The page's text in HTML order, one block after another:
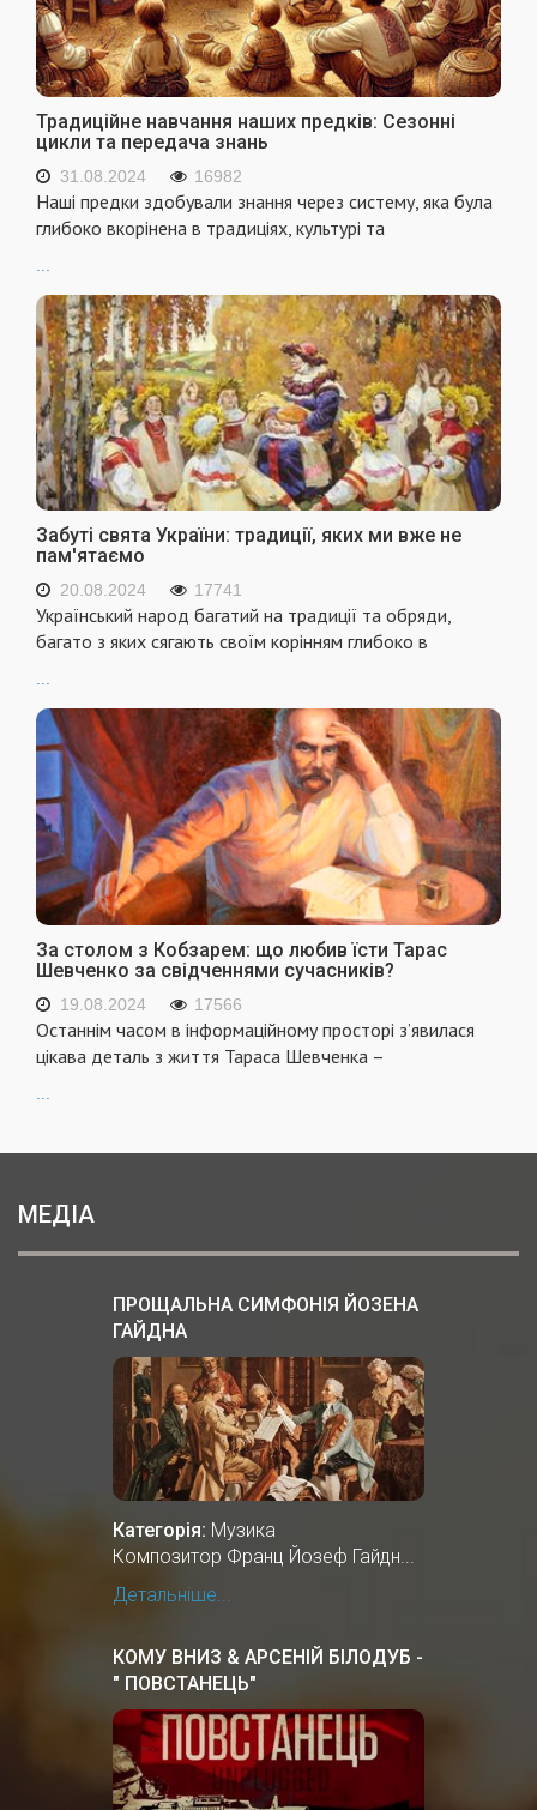
Традиційне навчання наших предків: Сезонні
цикли та передача знань
31.08.2024 16982
Наші предки здобували знання через систему, яка була
глибоко вкорінена в традиціях, культурі та
Забуті свята України: традиції, яких ми вже не
пам'ятаємо
20.08.2024 17741
Український народ багатий на традиції та обряди,
багато з яких сягають своїм корінням глибоко в
...
За столом з Кобзарем: що любив їсти Тарас
Шевченко за свідченнями сучасників?
19.08.2024 17566
Останнім часом в інформаційному просторі з’явилася
цікава деталь з життя Тараса Шевченка –
МЕДІА
ПРОЩАЛЬНА СИМФОНІЯ ЙОЗЕНА
ГАЙДНА
Категорія: Музика
Композитор Франц Йозеф Гайдн...
Детальніше...
КОМУ ВНИЗ & АРСЕНІЙ БІЛОДУБ -
" ПОВСТАНЕЦЬ"